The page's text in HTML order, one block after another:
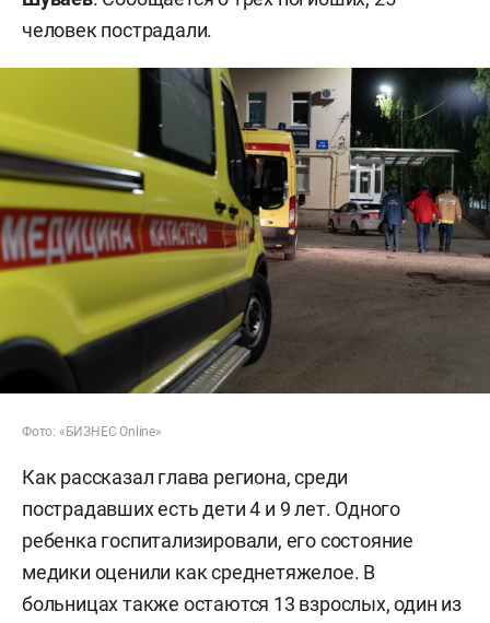
человек пострадали.
Фото: «БИЗНЕС Online»
Как рассказал глава региона, среди
пострадавших есть дети 4 и 9 лет. Одного
ребенка госпитализировали, его состояние
медики оценили как среднетяжелое. В
больницах также остаются 13 взрослых, один из